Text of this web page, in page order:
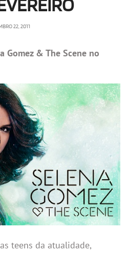
22, 2011
Gomez & The Scene no
teens da atualidade,